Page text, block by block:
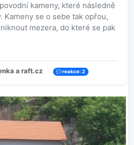
kameny, které následně
Kameny se o sebe tak opřou,
mezera, do které se pak
a raft.cz reakce: 2